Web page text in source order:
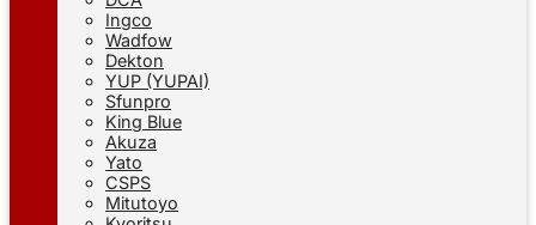
Ingco
Wadfow
Dekton
YUP (YUPAI)
Sfunpro
King Blue
Akuza
Yato
CSPS
Mitutoyo